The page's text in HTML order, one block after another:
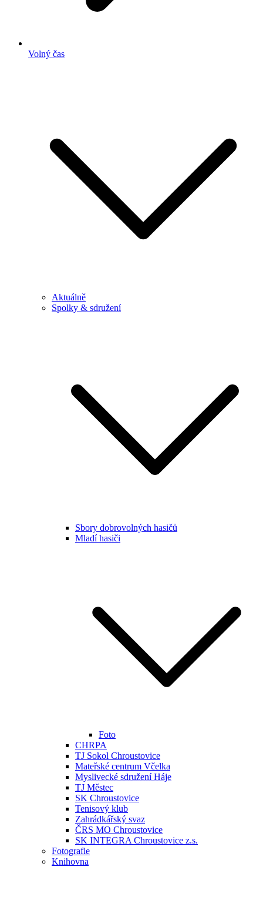
Volný čas
Aktuálně
Spolky & sdružení
Sbory dobrovolných hasičů
Mladí hasiči
Foto
CHRPA
TJ Sokol Chroustovice
Mateřské centrum Včelka
Myslivecké sdružení Háje
TJ Městec
SK Chroustovice
Tenisový klub
Zahrádkářský svaz
ČRS MO Chroustovice
SK INTEGRA Chroustovice z.s.
Fotografie
Knihovna